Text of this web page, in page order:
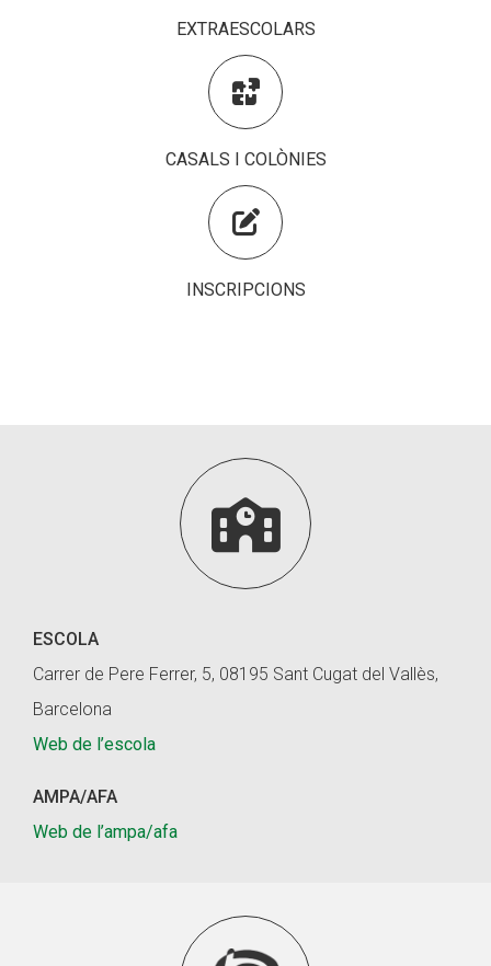
EXTRAESCOLARS

CASALS I COLÒNIES

INSCRIPCIONS

ESCOLA
Carrer de Pere Ferrer, 5, 08195 Sant Cugat del Vallès,
Barcelona
Web de l’escola
AMPA/AFA
Web de l’ampa/afa
Treballa amb nosaltres